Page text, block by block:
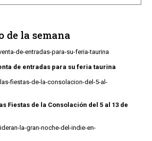
de la semana
de entradas para su feria taurina
Fiestas de la Consolación del 5 al 13 de